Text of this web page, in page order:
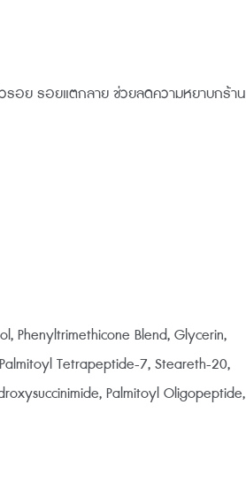
รอย รอยแตกลาย ช่วยลดความหยาบกร้าน
Phenyltrimethicone Blend, Glycerin,
Tetrapeptide-7, Steareth-20,
Palmitoyl Oligopeptide,